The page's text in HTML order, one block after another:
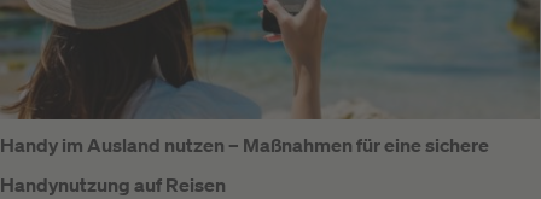
Handy im Ausland nutzen – Maßnahmen für eine sichere
Handynutzung auf Reisen